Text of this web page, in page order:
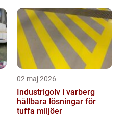
02 maj 2026
Industrigolv i varberg
hållbara lösningar för
tuffa miljöer